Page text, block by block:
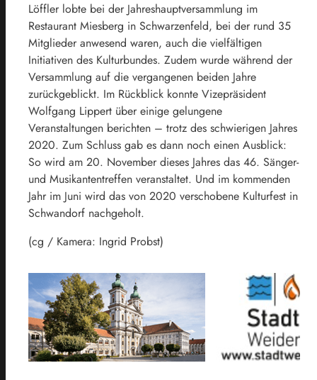
Löffler lobte bei der Jahreshauptversammlung im
Restaurant Miesberg in Schwarzenfeld, bei der rund 35
Mitglieder anwesend waren, auch die vielfältigen
Initiativen des Kulturbundes. Zudem wurde während der
Versammlung auf die vergangenen beiden Jahre
zurückgeblickt. Im Rückblick konnte Vizepräsident
Wolfgang Lippert über einige gelungene
Veranstaltungen berichten – trotz des schwierigen Jahres
2020. Zum Schluss gab es dann noch einen Ausblick:
So wird am 20. November dieses Jahres das 46. Sänger-
und Musikantentreffen veranstaltet. Und im kommenden
Jahr im Juni wird das von 2020 verschobene Kulturfest in
Schwandorf nachgeholt.
(cg / Kamera: Ingrid Probst)